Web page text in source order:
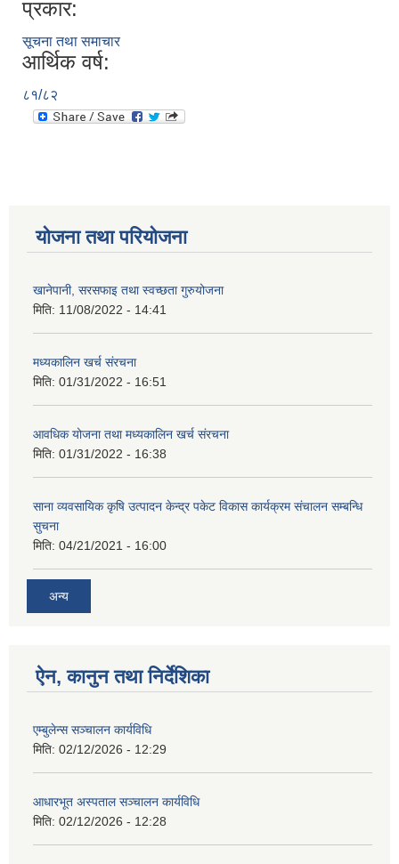
प्रकार:
सूचना तथा समाचार
आर्थिक वर्ष:
८१/८२
योजना तथा परियोजना
खानेपानी, सरसफाइ तथा स्वच्छता गुरुयोजना
मिति: 11/08/2022 - 14:41
मध्यकालिन खर्च संरचना
मिति: 01/31/2022 - 16:51
आवधिक योजना तथा मध्यकालिन खर्च संरचना
मिति: 01/31/2022 - 16:38
साना व्यवसायिक कृषि उत्पादन केन्द्र पकेट विकास कार्यक्रम संचालन सम्बन्धि
सुचना
मिति: 04/21/2021 - 16:00
अन्य
ऐन, कानुन तथा निर्देशिका
एम्बुलेन्स सञ्चालन कार्यविधि
मिति: 02/12/2026 - 12:29
आधारभूत अस्पताल सञ्चालन कार्यविधि
मिति: 02/12/2026 - 12:28